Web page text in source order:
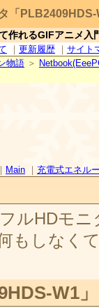
「
作れるGIFアニメ入
｜ 更新履歴 ｜ サイト
物語 ＞
Main ｜ 充電式エネル
ルHDモニ
もしなく
W1